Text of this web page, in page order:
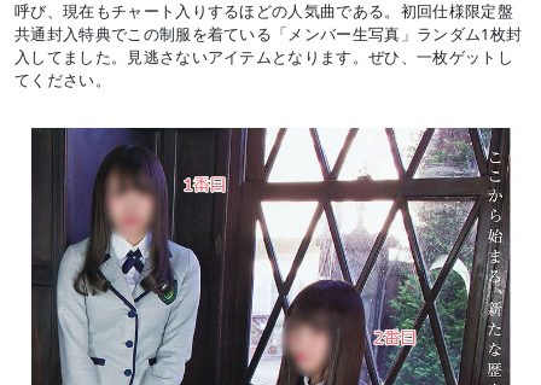
呼び、現在もチャート入りするほどの人気曲である。初回仕様限定盤
共通封入特典でこの制服を着ている「メンバー生写真」ランダム1枚封
入してました。見逃さないアイテムとなります。ぜひ、一枚ゲットし
てください。